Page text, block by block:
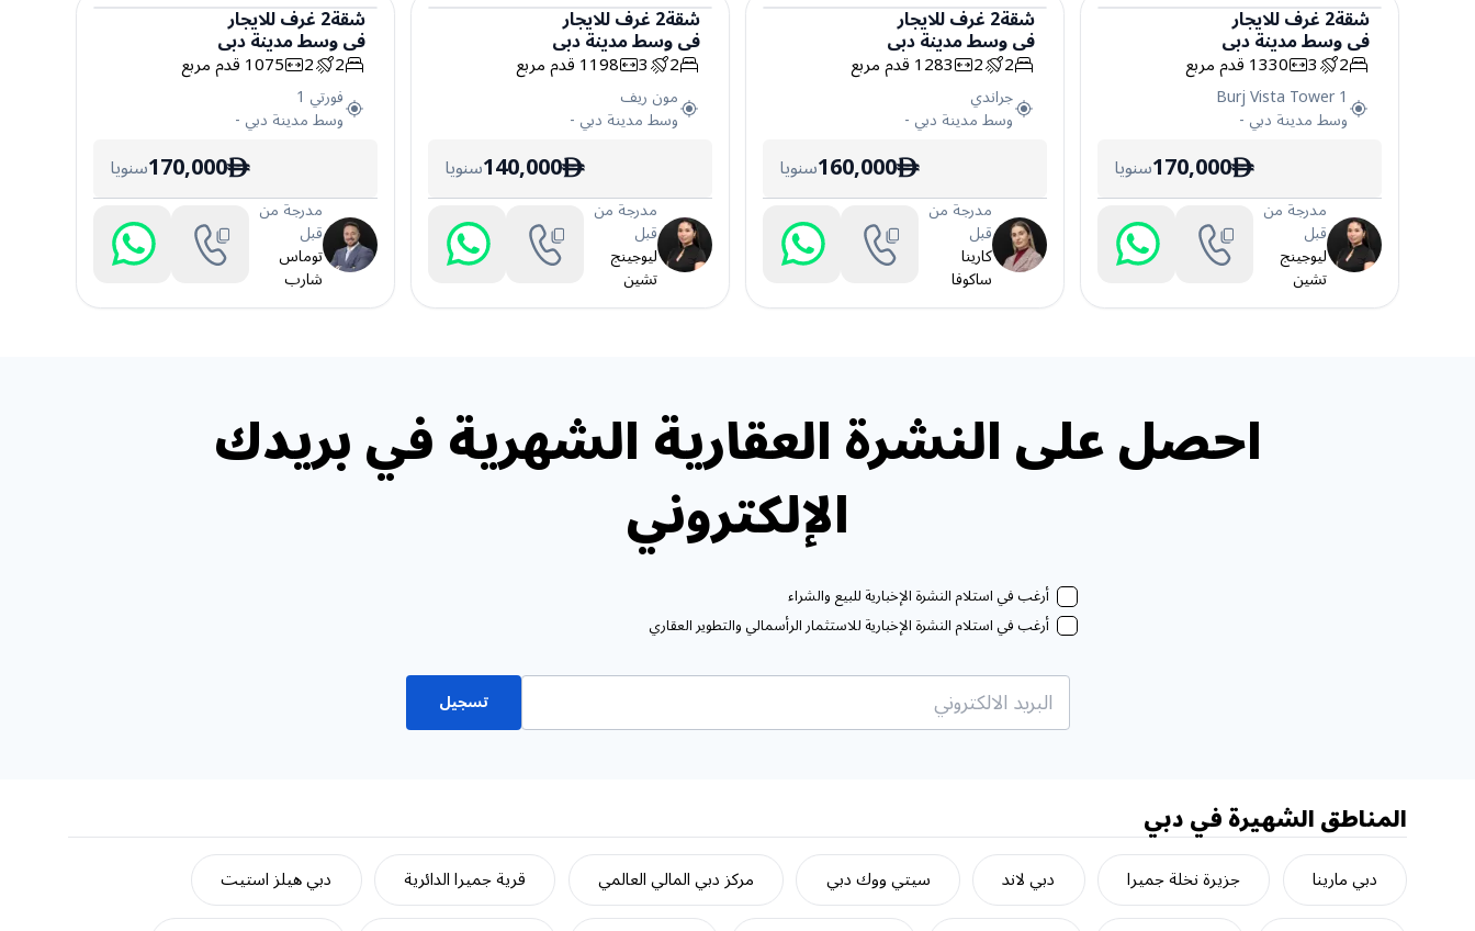
شقة
شقة2غرفللايجار
فيوسط مدينة دبي
2
3
1330قدم مربع
Burj Vista Tower 1
وسط مدينة دبي -
ê
170,000سنويا
مدرجة من
قبل
ليوجينج
تشين
شقة
شقة2غرفللايجار
فيوسط مدينة دبي
2
2
1283قدم مربع
جراندي
وسط مدينة دبي -
ê
160,000سنويا
مدرجة من
قبل
كارينا
ساكوفا
شقة
شقة2غرفللايجار
فيوسط مدينة دبي
2
3
1198قدم مربع
مون ريف
وسط مدينة دبي -
ê
140,000سنويا
مدرجة من
قبل
ليوجينج
تشين
شقة
شقة2غرفللايجار
فيوسط مدينة دبي
2
2
1075قدم مربع
فورتي 1
وسط مدينة دبي -
ê
170,000سنويا
مدرجة من
قبل
توماس
شارب
احصل على النشرة العقارية الشهرية في بريدك
الإلكتروني
أرغب في استلام النشرة الإخبارية للبيع والشراء
أرغب في استلام النشرة الإخبارية للاستثمار الرأسمالي والتطوير العقاري
تسجيل
المناطق الشهيرة في دبي
دبي مارينا جزيرة نخلة جميرا دبي لاند سيتي ووك دبي مركز دبي المالي العالمي قرية جميرا الدائرية
دبي هيلز استيت